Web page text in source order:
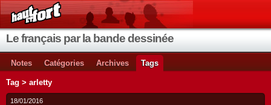
Le français par la bande dessinée
Notes Catégories Archives Tags
Tag > arletty
18/01/2016